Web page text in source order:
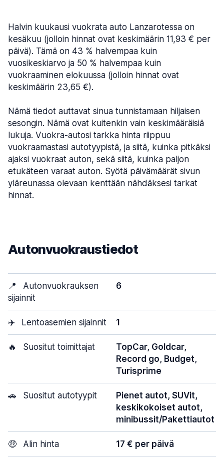
Halvin kuukausi vuokrata auto Lanzarotessa on
kesäkuu (jolloin hinnat ovat keskimäärin 11,93 € per
päivä). Tämä on 43 % halvempaa kuin
vuosikeskiarvo ja 50 % halvempaa kuin
vuokraaminen elokuussa (jolloin hinnat ovat
keskimäärin 23,65 €).
Nämä tiedot auttavat sinua tunnistamaan hiljaisen
sesongin. Nämä ovat kuitenkin vain keskimääräisiä
lukuja. Vuokra-autosi tarkka hinta riippuu
vuokraamastasi autotyypistä, ja siitä, kuinka pitkäksi
ajaksi vuokraat auton, sekä siitä, kuinka paljon
etukäteen varaat auton. Syötä päivämäärät sivun
yläreunassa olevaan kenttään nähdäksesi tarkat
hinnat.
Autonvuokraustiedot
📍
Autonvuokrauksen
sijainnit
6
✈️ Lentoasemien sijainnit 1
🔥 Suositut toimittajat
TopCar, Goldcar,
Record go, Budget,
Turisprime
🚗 Suositut autotyypit
Pienet autot, SUVit,
keskikokoiset autot,
minibussit/Pakettiautot
🤑 Alin hinta 17 € per päivä